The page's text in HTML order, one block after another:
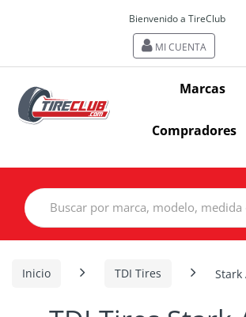
Bienvenido a TireClub
MI CUENTA
Marcas
Compradores
Search
for:
Inicio TDI Tires Stark